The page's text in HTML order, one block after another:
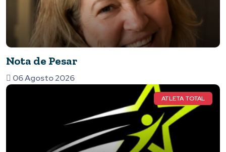
Nota de Pesar
06 Agosto 2026
ATLETA TOTAL